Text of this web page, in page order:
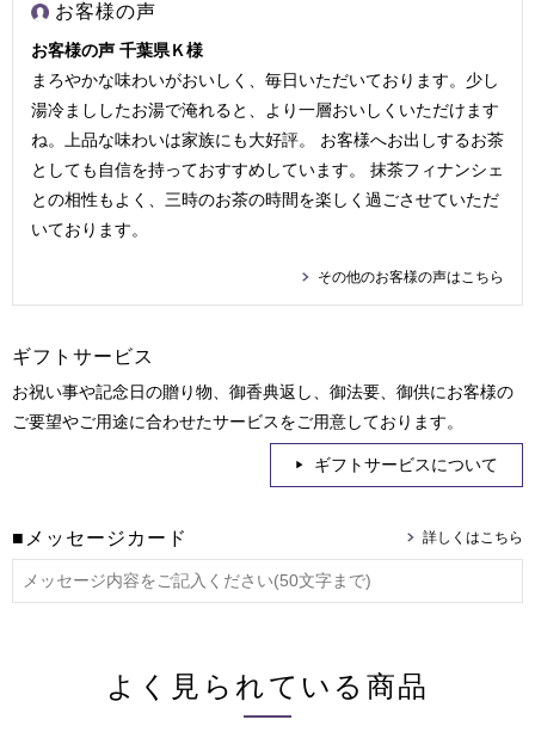
お客様の声
お客様の声 千葉県Ｋ様
まろやかな味わいがおいしく、毎日いただいております。少し
湯冷まししたお湯で淹れると、より一層おいしくいただけます
ね。上品な味わいは家族にも大好評。 お客様へお出しするお茶
としても自信を持っておすすめしています。 抹茶フィナンシェ
との相性もよく、三時のお茶の時間を楽しく過ごさせていただ
いております。
その他のお客様の声はこちら
ギフトサービス
お祝い事や記念日の贈り物、御香典返し、御法要、御供にお客様の
ご要望やご用途に合わせたサービスをご用意しております。
ギフトサービスについて
■メッセージカード
よく見られている商品